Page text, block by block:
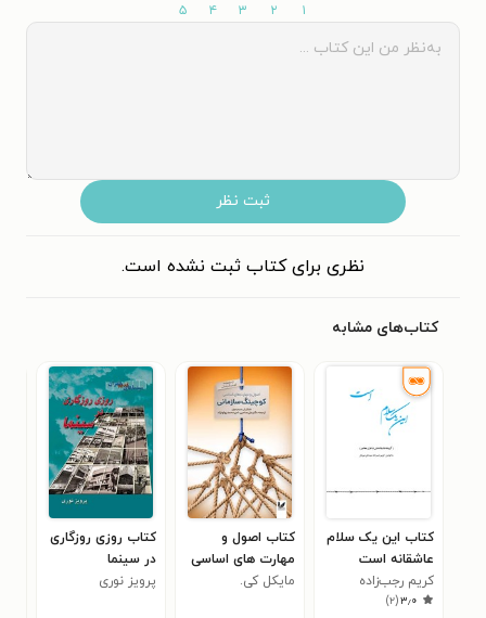
۱ ۲ ۳ ۴ ۵
ثبت نظر
نظری برای کتاب ثبت نشده است.
کتاب‌های مشابه
کتاب این یک سلام
عاشقانه است
کریم رجب‌زاده
۳٫۰(۲)
کتاب اصول و
مهارت های اساسی
کوچینگ سازمانی
مایکل کی.
کتاب روزی روزگاری
در سینما
پرویز نوری